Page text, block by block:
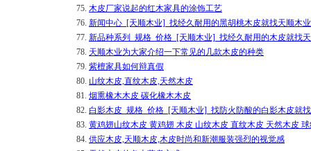
75. 木皮厂家说起的红木家具的涂饰工艺
76. 新闻中心_[天顺木业]_找经久耐用的黑胡桃木皮就找天顺木业
77. 新品种系列_规格_价格_[天顺木业]_找经久耐用的木皮就找
78. 天顺木业为大家介绍一下常见的几款木皮的种类
79. 紫檀家具如何辩真假
80. 山纹木皮,直纹木皮,天然木皮
81. 烟熏橡木木皮 碳化橡木木皮
82. 白影木皮_规格_价格_[天顺木业]_找防火防酸的白影木皮就
83. 黄鸡翅山纹木皮 黄鸡翅 木皮 山纹木皮 直纹木皮 天然木皮
84. 供应木皮,天顺木皮,木皮时尚和新潮服装强烈的视觉感